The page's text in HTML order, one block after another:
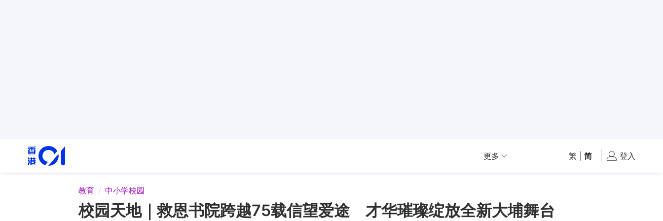
更多 繁 简 登入
教育 中小学校园
校园天地｜救恩书院跨越75载信望爱途 才华璀璨绽放全新大埔舞台